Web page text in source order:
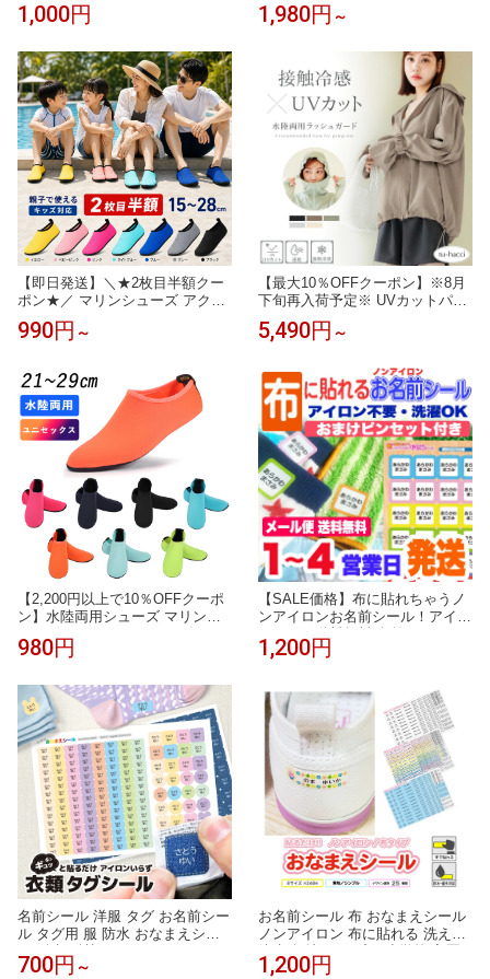
入り2箱セット はちみつ紅茶 JB
バッグ セイロンファミリー スリ
ランカ リラックス カフェ 蜂蜜紅
茶 ノンカフェイン メール便 送料
無料
1,000円
憶 折りたたみ 完全遮光 JIS認証
a 日傘 超軽量 折り畳み傘 uvカッ
ト 紫外線対策 日焼け対策 レディ
ース ワンプッシュ 晴雨兼用
1,980円 ～
【即日発送】＼★2枚目半額クー
ポン★／ マリンシューズ アクア
シューズ ウォーターシューズ 水
遊び 靴 キッズ レディース メン
ノーケリング フィットネスシュ
ーズ ビーチサンダル 速乾 軽量
男女兼用 7color 15~28cm
990円 ～
【最大10％OFFクーポン】※8月
下旬再入荷予定※ UVカットパー
カー 水陸両用 ラッシュガード ド
ローコードタイプ ウエストギャ
ー UV 対策 接触冷感 フード付き
フェイスガード 遮光 サムホール
【tu-hacci】
5,490円 ～
【2,200円以上で10％OFFクーポ
ン】水陸両用シューズ マリンシ
ューズ ウォーターシューズ アク
アシューズ ヨガ 室内履き 介護
び シューズ 大人 アクア フィッ
トネス 水陸両用 靴 保護 中敷き
軽量 快適 メッシュ mj-1173
980円
【SALE価格】布に貼れちゃうノ
ンアイロンお名前シール！アイロ
ン不要！送料無料 名前シール お
名前シール おなまえシール ネー
1,200円
名前シール 洋服 タグ お名前シー
ル タグ用 服 防水 おなまえシー
ル 耐水 耐熱 ネームシール ノン
アイロン アイロン不要 小学校 シ
700円 ～
お名前シール 布 おなまえシール
ノンアイロン 布に貼れる 洗える
防水 無地 シンプル 小学校 入園
名前シール 算数セット シール タ
1,200円